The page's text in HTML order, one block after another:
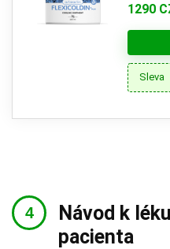
1290
Sleva
Návod k
pacienta